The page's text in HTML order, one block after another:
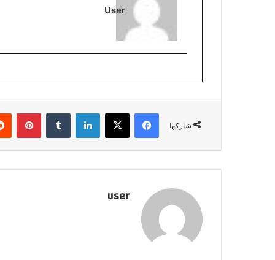
User
شاركها
فيسبوك ‫X لينكدإن
user